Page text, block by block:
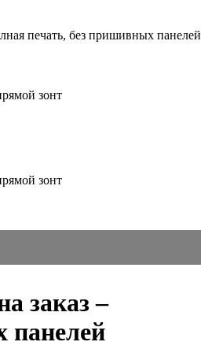
печать, без пришивных панелей
заказ –
панелей